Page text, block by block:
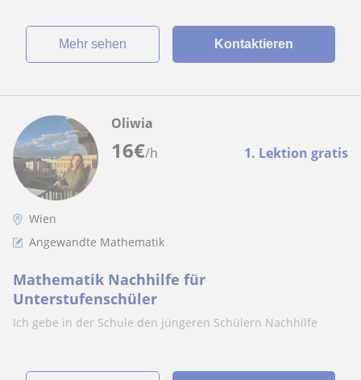
Mehr sehen Kontaktieren
16€/h 1. Lektion gratis
Oliwia
Wien
Angewandte Mathematik
Mathematik Nachhilfe für
Unterstufenschüler
Ich gebe in der Schule den jüngeren Schülern Nachhilfe